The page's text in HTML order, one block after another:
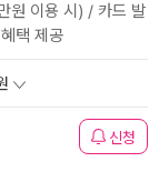
원 이용 시) / 카드 발
택 제공
신청